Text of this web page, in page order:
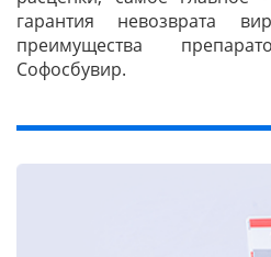
гарантия невозврата
преимущества
Софосбувир.